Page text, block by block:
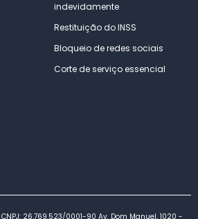
indevidamente
Restituição do INSS
Bloqueio de redes sociais
Corte de serviço essencial
26.769.523/0001-90 Av. Dom Manuel, 1020 -